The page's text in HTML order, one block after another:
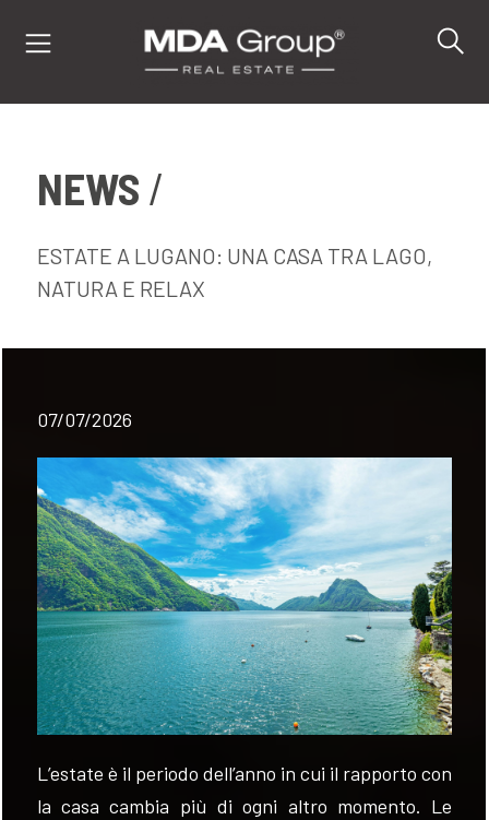
NEWS
ESTATE A LUGANO: UNA CASA TRA LAGO,
NATURA E RELAX
07/07/2026
L’estate è il periodo dell’anno in cui il rapporto con
la casa cambia più di ogni altro momento. Le
VALUTA
NEWS
AZIENDA
CONTATTI
AWARDS